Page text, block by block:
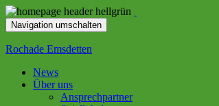
Navigation umschalten
Rochade Emsdetten
News
Über uns
Ansprechpartner